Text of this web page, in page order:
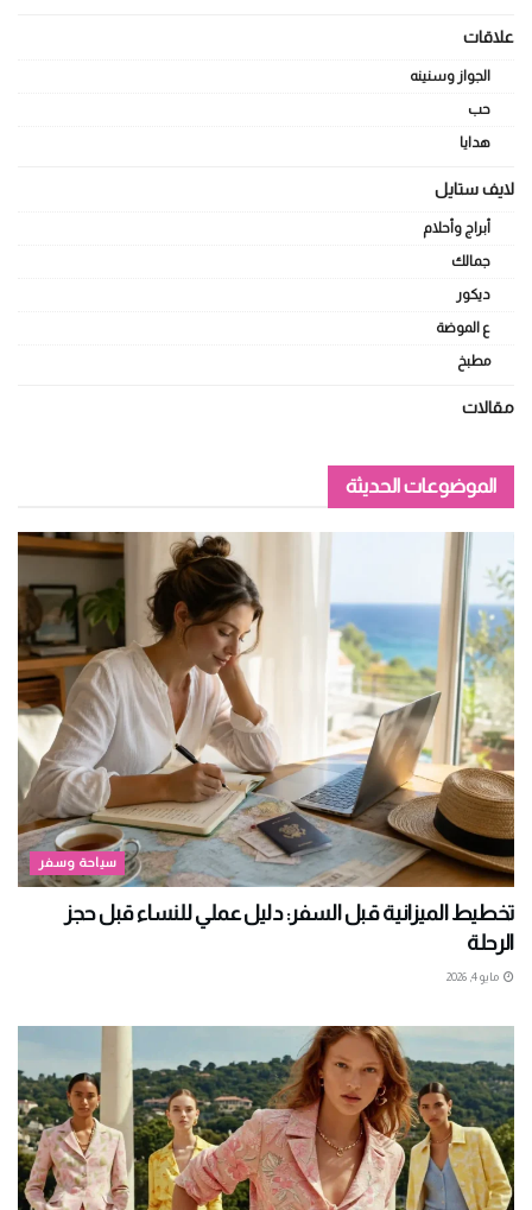
علاقات
الجواز وسنينه
حب
هدايا
لايف ستايل
أبراج وأحلام
جمالك
ديكور
ع الموضة
مطبخ
مقالات
الموضوعات الحديثة
سياحة وسفر
تخطيط الميزانية قبل السفر: دليل عملي للنساء قبل حجز
الرحلة
مايو 4, 2026